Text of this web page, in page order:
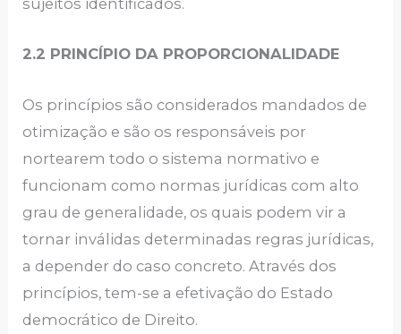
sujeitos identificados.
2.2 PRINCÍPIO DA PROPORCIONALIDADE
Os princípios são considerados mandados de
otimização e são os responsáveis por
nortearem todo o sistema normativo e
funcionam como normas jurídicas com alto
grau de generalidade, os quais podem vir a
tornar inválidas determinadas regras jurídicas,
a depender do caso concreto. Através dos
princípios, tem-se a efetivação do Estado
democrático de Direito.